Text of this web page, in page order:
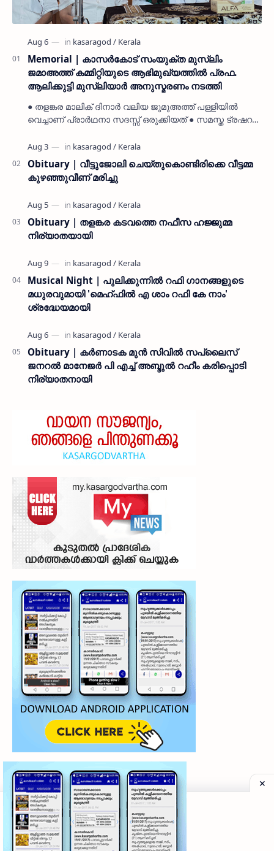
Memorial | കാസർകോട് സംയുക്ത മുസ്ലിം
ജമാഅത്ത് കമ്മിറ്റിയുടെ ആഭിമുഖ്യത്തിൽ പ്രഫ.
ആലിക്കുട്ടി മുസ്ലിയാർ അനുസ്മരണം നടത്തി
● തളങ്കര മാലിക് ദിനാർ വലിയ ജുമുഅത്ത് പള്ളിയിൽ
വെച്ചാണ് പ്രാർഥനാ സദസ്സ് ഒരുക്കിയത് ● സമസ്ത ട്രഷറർ
നൽകി കാസ…
Obituary | വീട്ടുജോലി ചെയ്തുകൊണ്ടിരിക്കെ വീട്ടമ്മ
കുഴഞ്ഞുവീണ് മരിച്ചു
Obituary | തളങ്കര കടവത്തെ നഫീസ ഹജ്ജുമ്മ
നിര്യാതയായി
Musical Night | പുലിക്കുന്നിൽ റഫി ഗാനങ്ങളുടെ
മധുരവുമായി 'മെഹ്ഫിൽ എ ശാം റഫി കേ നാം'
ശ്രദ്ധേയമായി
Obituary | കർണാടക മുൻ സിവില്‍ സപ്ലൈസ്
ജനറൽ മാനേജർ പി എച്ച് അബ്ദുൽ റഹീം കരിപ്പൊടി
നിര്യാതനായി
©2026‧My Kasaragod Vartha | LATEST KASARAGOD